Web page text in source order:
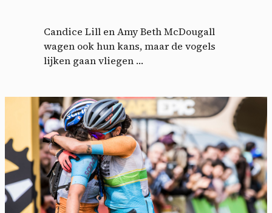
Candice Lill en Amy Beth McDougall
wagen ook hun kans, maar de vogels
lijken gaan vliegen …